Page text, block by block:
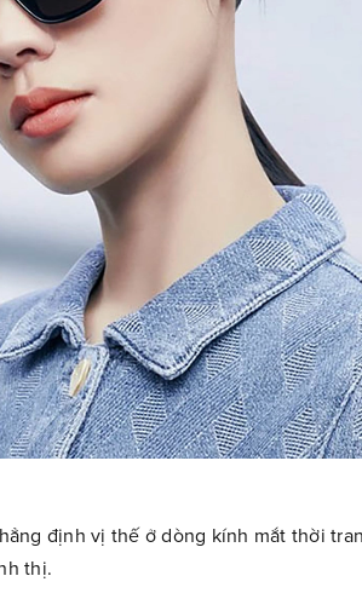
định vị thế ở dòng kính mắt thời
thị.